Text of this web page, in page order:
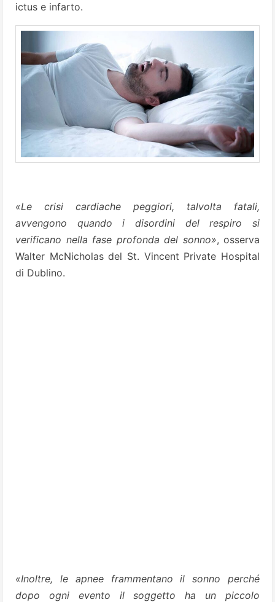
ictus e infarto.
«Le crisi cardiache peggiori, talvolta fatali,
avvengono quando i disordini del respiro si
verificano nella fase profonda del sonno», osserva
Walter McNicholas del St. Vincent Private Hospital
di Dublino.
«Inoltre, le apnee frammentano il sonno perché
dopo ogni evento il soggetto ha un piccolo